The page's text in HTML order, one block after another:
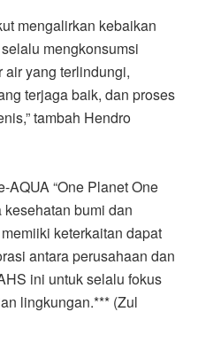
mengalirkan kebaikan
mengkonsumsi
air yang terlindungi,
terjaga baik, dan proses
tambah Hendro
“One Planet One
bumi dan
keterkaitan dapat
antara perusahaan dan
ini untuk selalu fokus
lingkungan.*** (Zul